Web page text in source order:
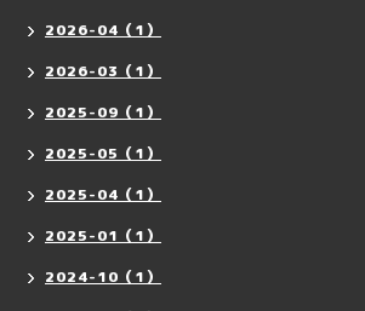
2026-04（1）
2026-03（1）
2025-09（1）
2025-05（1）
2025-04（1）
2025-01（1）
2024-10（1）